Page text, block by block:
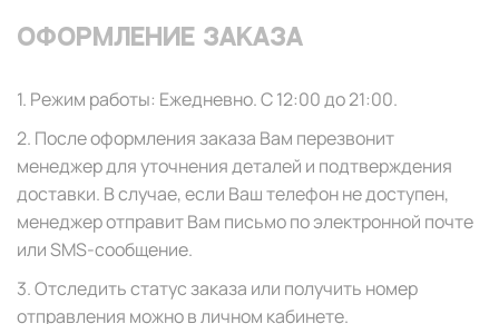
Оформление заказа
1. Режим работы: Ежедневно. C 12:00 до 21:00.
2. После оформления заказа Вам перезвонит
менеджер для уточнения деталей и подтверждения
доставки. В случае, если Ваш телефон не доступен,
менеджер отправит Вам письмо по электронной почте
или SMS-сообщение.
3. Отследить статус заказа или получить номер
отправления можно в личном кабинете.
+7